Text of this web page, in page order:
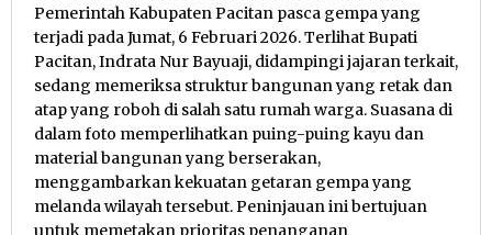
Pemerintah Kabupaten Pacitan pasca gempa yang
terjadi pada Jumat, 6 Februari 2026. Terlihat Bupati
Pacitan, Indrata Nur Bayuaji, didampingi jajaran terkait,
sedang memeriksa struktur bangunan yang retak dan
atap yang roboh di salah satu rumah warga. Suasana di
dalam foto memperlihatkan puing-puing kayu dan
material bangunan yang berserakan,
menggambarkan kekuatan getaran gempa yang
melanda wilayah tersebut. Peninjauan ini bertujuan
untuk memetakan prioritas penanganan